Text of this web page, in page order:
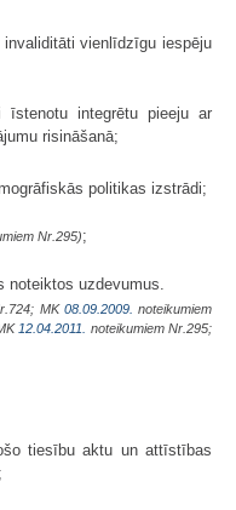
vienlīdzīgu iespēju
integrētu pieeju ar
risināšanā;
politikas izstrādi;
Nr.295);
noteiktos uzdevumus.
MK 08.09.2009. noteikumiem
12.04.2011.
noteikumiem Nr.295;
tiesību aktu un attīstības